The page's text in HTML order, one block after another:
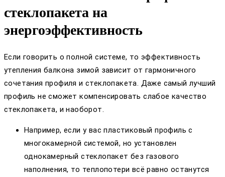
стеклопакета на
энергоэффективность
Если говорить о полной системе, то эффективность
утепления балкона зимой зависит от гармоничного
сочетания профиля и стеклопакета. Даже самый лучший
профиль не сможет компенсировать слабое качество
стеклопакета, и наоборот.
Например, если у вас пластиковый профиль с
многокамерной системой, но установлен
однокамерный стеклопакет без газового
наполнения, то теплопотери всё равно останутся